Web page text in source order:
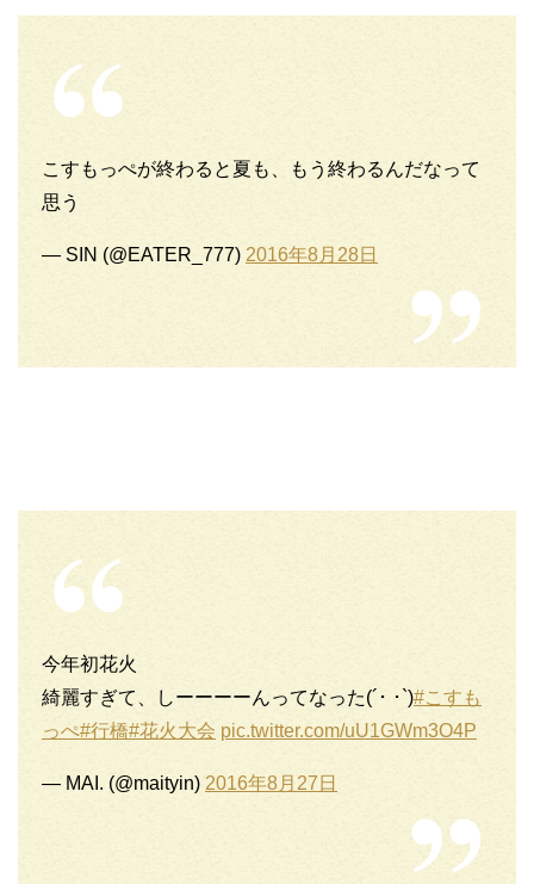
こすもっぺが終わると夏も、もう終わるんだなって
思う
— SIN (@EATER_777) 2016年8月28日
今年初花火
綺麗すぎて、しーーーーんってなった(´･ ･`)#こすも
っぺ#行橋#花火大会 pic.twitter.com/uU1GWm3O4P
— MAI. (@maityin) 2016年8月27日